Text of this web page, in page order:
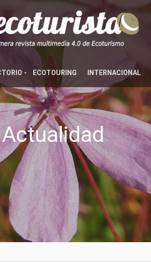
ECOTOURING INTERNACIONAL
Actualidad